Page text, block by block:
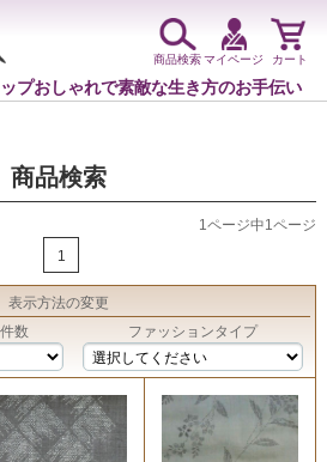
プおしゃれで素敵な生き方のお手伝い
商品検索マイページ カート
商品検索
1ページ中1ページ
1
表示方法の変更
数 ファッションタイプ